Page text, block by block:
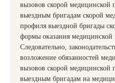
вызовов скорой медицинской
выездным бригадам скорой
профиля выездной бригады
формы оказания
Следовательно,
возложение обязанностей
вызовов скорой медицинской
выездным бригадам на